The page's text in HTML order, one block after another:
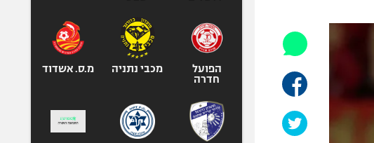
אופניים
ספורט מוטורי
כדורמים
בייסבול MLB
ספורט אתגרי
הפועל
חדרה
מכבי נתניה מ.ס. אשדוד